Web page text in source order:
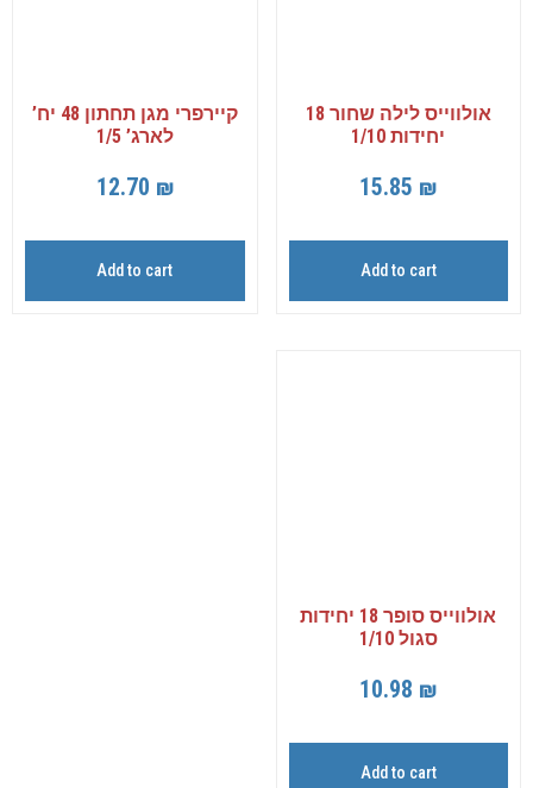
אולווייס לילה שחור 18
יחידות 1/10
15.85 ₪
Add to cart
קיירפרי מגן תחתון 48 יח’
לארג’ 1/5
12.70 ₪
Add to cart
אולווייס סופר 18 יחידות
סגול 1/10
10.98 ₪
Add to cart